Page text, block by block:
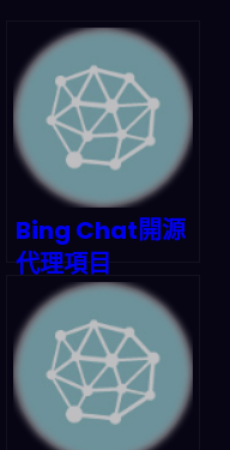
Bing Chat開源
代理項目